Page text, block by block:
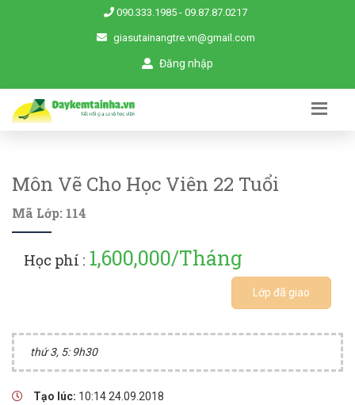
090.333.1985 - 09.87.87.0217
giasutainangtre.vn@gmail.com
Đăng nhập
Môn Vẽ Cho Học Viên 22 Tuổi
Mã Lớp: 114
Học phí : 1,600,000/Tháng
Lớp đã giao
thứ 3, 5: 9h30
Tạo lúc: 10:14 24.09.2018